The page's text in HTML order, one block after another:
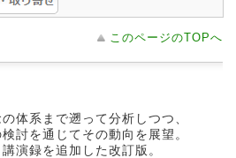
このページのTOPへ
体系まで遡って分析しつつ、
討を通じてその動向を展望。
演録を追加した改訂版。